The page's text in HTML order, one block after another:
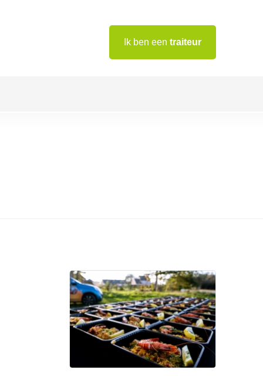
Ik ben een traiteur